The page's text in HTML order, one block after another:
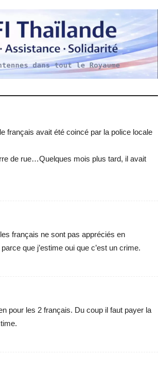
français avait été coincé par la police locale
de rue…Quelques mois plus tard, il avait
français ne sont pas appréciés en
que j’estime oui que c’est un crime.
pour les 2 français. Du coup il faut payer la